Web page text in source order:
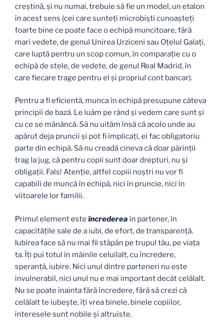
creştină, şi nu numai, trebuie să fie un model, un etalon
în acest sens (cei care sunteţi microbişti cunoaşteţi
foarte bine ce poate face o echipă muncitoare, fără
mari vedete, de genul Unirea Urziceni sau Oţelul Galaţi,
care luptă pentru un scop comun, în comparaţie cu o
echipă de stele, de vedete, de genul Real Madrid, în
care fiecare trage pentru el şi propriul cont bancar).
Pentru a fi eficientă, munca în echipă presupune câteva
principii de bază. Le luăm pe rând şi vedem care sunt şi
cu ce se mănâncă. Să nu uităm însă că acolo unde au
apărut deja pruncii şi pot fi implicaţi, ei fac obligatoriu
parte din echipă. Să nu creadă cineva că doar părinţii
trag la jug, că pentru copii sunt doar drepturi, nu şi
obligaţii. Fals! Atenţie, altfel copiii noştri nu vor fi
capabili de muncă în echipă, nici în pruncie, nici în
viitoarele lor familii.
Primul element este încredereaîn partener, în
capacităţile sale de a iubi, de efort, de transparenţă.
Iubirea face să nu mai fii stăpân pe trupul tău, pe viaţa
ta. Îţi pui totul în mâinile celuilalt, cu încredere,
speranţă, iubire. Nici unul dintre parteneri nu este
invulnerabil, nici unul nu e mai important decât celălalt.
Nu se poate înainta fără încredere, fără să crezi că
celălalt te iubeşte, îţi vrea binele, binele copiilor,
interesele sunt nobile şi altruiste.